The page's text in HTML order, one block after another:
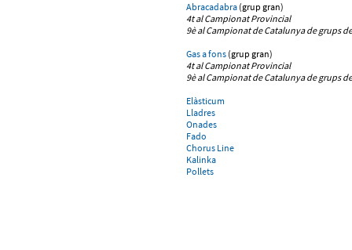
Abracadabra(grup gran)
4t al Campionat Provincial
9è al Campionat de Catalunya de grups
Gas a fons(grup gran)
4t al Campionat Provincial
9è al Campionat de Catalunya de grups
Elàsticum
Lladres
Onades
Fado
Chorus Line
Kalinka
Pollets